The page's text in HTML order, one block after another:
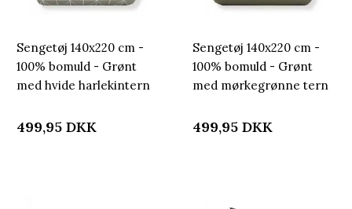
Sengetøj 140x220 cm -
100% bomuld - Grønt
med hvide harlekintern
499,95 DKK
Sengetøj 140x220 cm -
100% bomuld - Grønt
med mørkegrønne tern
499,95 DKK